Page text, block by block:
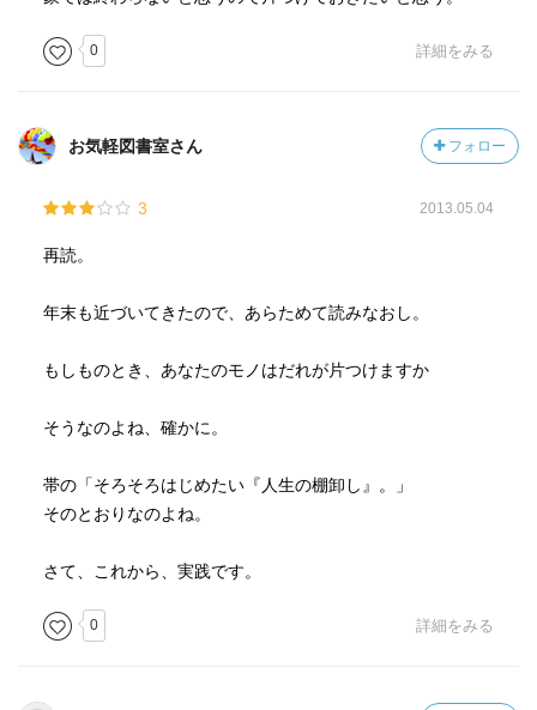
0 詳細をみる
お気軽図書室さん フォロー
3 2013.05.04
再読。
年末も近づいてきたので、あらためて読みなおし。
もしものとき、あなたのモノはだれが片つけますか
そうなのよね、確かに。
帯の「そろそろはじめたい『人生の棚卸し』。」
そのとおりなのよね。
さて、これから、実践です。
0 詳細をみる